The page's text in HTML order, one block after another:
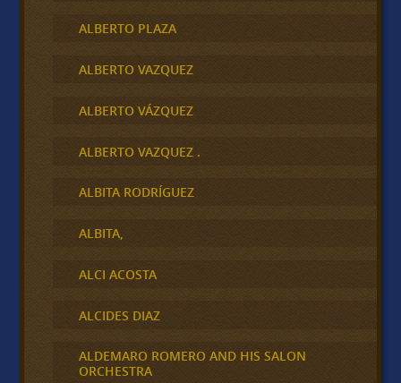
ALBERTO PLAZA
ALBERTO VAZQUEZ
ALBERTO VÁZQUEZ
ALBERTO VAZQUEZ .
ALBITA RODRÍGUEZ
ALBITA,
ALCI ACOSTA
ALCIDES DIAZ
ALDEMARO ROMERO AND HIS SALON
ORCHESTRA